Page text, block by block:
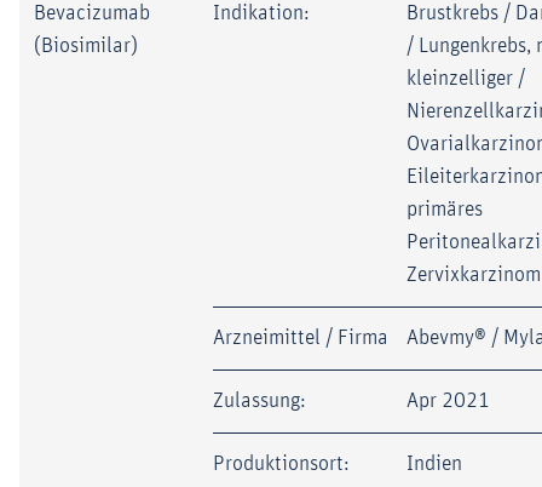
Bevacizumab
(Biosimilar)
Indikation:
Brustkrebs /
/ Lungenkrebs,
kleinzelliger /
primäres
Zervixkarzinom
Arzneimittel / Firma Abevmy® /
Zulassung: Apr 2021
Produktionsort: Indien